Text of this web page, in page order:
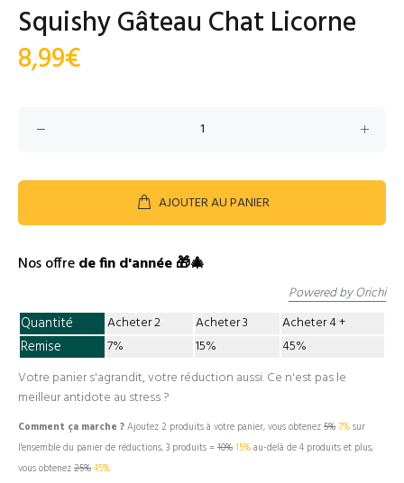
Squishy Gâteau Chat Licorne
8,99€
AJOUTER AU PANIER
Nos offrede fin d'année 🎁🎄
Powered by Orichi
Quantité Acheter 2 Acheter 3 Acheter 4
Remise 7% 15%
45%
Votre panier s'agrandit, votre réduction aussi. Ce n'est pas le
meilleur antidote au stress ?
Comment ça marche ?Ajoutez 2 produits à votre panier, vous obtenez5%7%sur
l'ensemble du panier de réductions, 3 produits = 10%15%au-delà de 4 produits et plus,
vous obtenez25%45%